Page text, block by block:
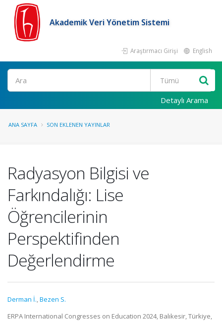
Akademik Veri Yönetim Sistemi
Araştırmacı Girişi English
Ara
Detaylı Arama
ANA SAYFA SON EKLENEN YAYINLAR
Radyasyon Bilgisi ve
Farkındalığı: Lise
Öğrencilerinin
Perspektifinden
Değerlendirme
Derman İ.,Bezen S.
ERPA International Congresses on Education 2024, Balıkesir, Türkiye,